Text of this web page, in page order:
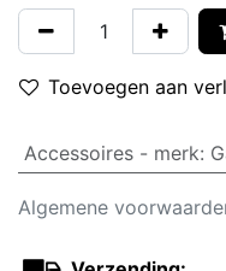
Toevoegen aan
Accessoires - merk:
Algemene